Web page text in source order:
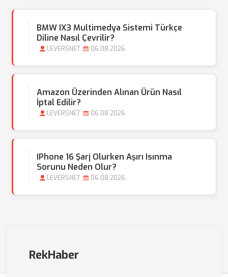
BMW IX3 Multimedya Sistemi Türkçe
Diline Nasıl Çevrilir?
LEVERSNET 06.08.2026
Amazon Üzerinden Alınan Ürün Nasıl
İptal Edilir?
LEVERSNET 06.08.2026
IPhone 16 Şarj Olurken Aşırı Isınma
Sorunu Neden Olur?
LEVERSNET 06.08.2026
RekHaber